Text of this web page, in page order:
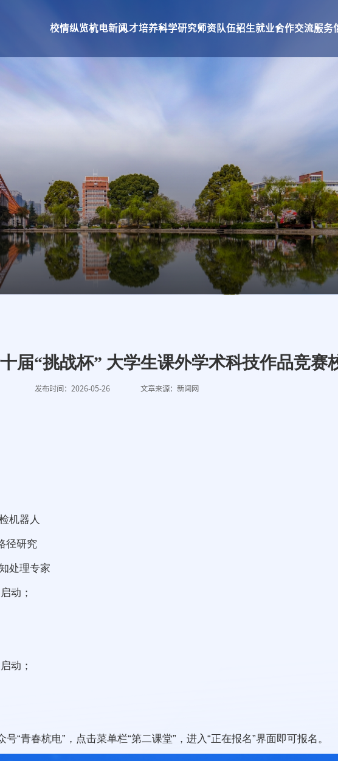
校情纵览杭电新闻人才培养科学研究师资队伍招生就业合作交流服务
安全保卫
办公电话
工作班车
上课时间
届“挑战杯” 大学生课外学术科技作品竞赛
发布时间：2026-05-26 文章来源：新闻网
机器人
径研究
处理专家
动；
动；
“青春杭电”，点击菜单栏“第二课堂”，进入“正在报名”界面即可报名。